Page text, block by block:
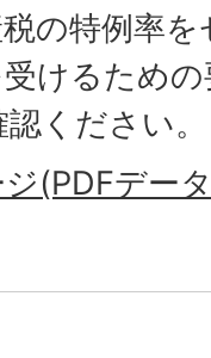
の特例率
けるため
ください。
(PDFデー